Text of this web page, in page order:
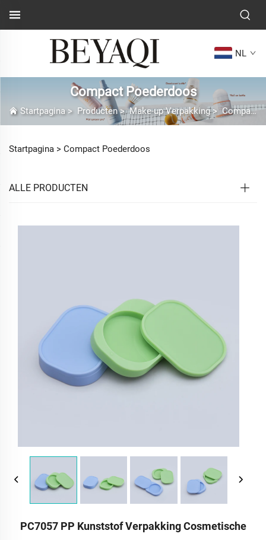
NL
Compact Poederdoos
Startpagina> Producten>Make-up Verpakking>Compact Poederdoos
Startpagina > Compact Poederdoos
ALLE PRODUCTEN
PC7057 PP Kunststof Verpakking Cosmetische